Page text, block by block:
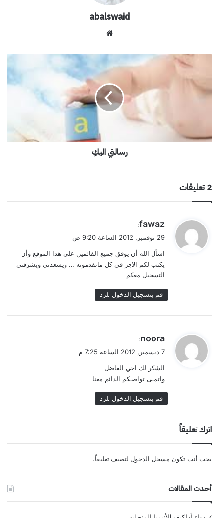
abalswaid
الوي
ل
ي
رسالتي اليكِ
‫2 تعليقات
ي
ل
fawaz
:
29 نوفمبر, 2012 الساعة 9:20 ص
اسأل الله أن يوفق جميع القائمين على هذا الموقع وأن
يكتب لكم الاجر في كل ماتقدمونه … ويسعدني ويشرفني
التسجيل معكم
قم بتسجيل الدخول للرد
ي
ل
noora
:
7 ديسمبر, 2012 الساعة 7:25 م
الشكر لك اخي الفاضل
واتمنى تواصلكم الدائم معنا
قم بتسجيل الدخول للرد
اترك تعليقاً
يجب أنت تكون مسجل الدخول لتضيف تعليقاً.
أحدث المقالات